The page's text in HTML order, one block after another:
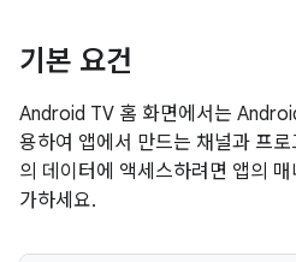
기본 요건
Android TV 홈 화면에서는
용하여 앱에서 만드는 채널과 프
의 데이터에 액세스하려면 앱의
가하세요.